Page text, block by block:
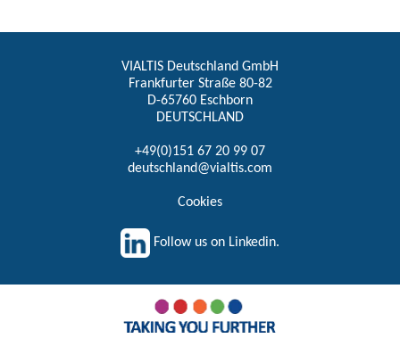
VIALTIS Deutschland GmbH
Frankfurter Straße 80-82
D-65760 Eschborn
DEUTSCHLAND
+49(0)151 67 20 99 07
deutschland@vialtis.com
Cookies
Follow us on Linkedin.